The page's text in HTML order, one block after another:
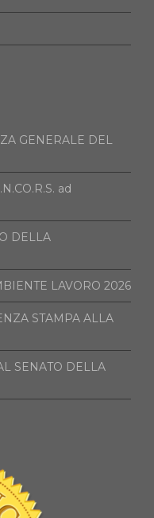
GENERALE DEL
ad
DELLA
LAVORO 2026
STAMPA ALLA
SENATO DELLA